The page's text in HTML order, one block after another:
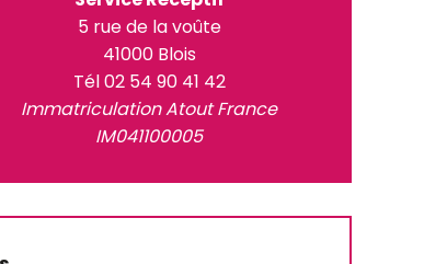
5 rue de la voûte
41000 Blois
Tél 02 54 90 41 42
Immatriculation Atout France
IM041100005